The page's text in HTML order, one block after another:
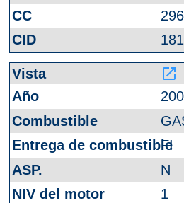
181
launch
FI
N
1